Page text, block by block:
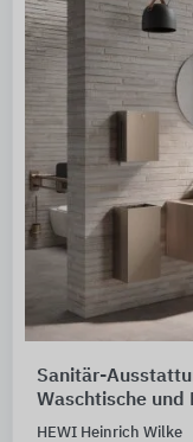
Sanitär-
Waschtische und
HEWI Heinrich Wilke